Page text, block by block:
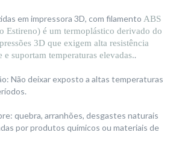
em impressora 3D, com filamento ABS
Estireno) é um termoplástico derivado do
3D que exigem alta resistência
suportam temperaturas elevadas..
Não deixar exposto a altas temperaturas
quebra, arranhões, desgastes naturais
por produtos químicos ou materiais de